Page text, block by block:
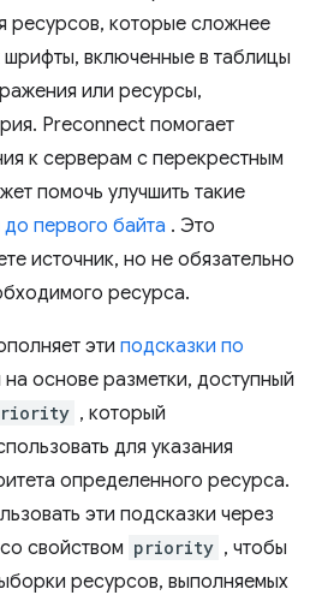
ресурсов, которые сложнее
шрифты, включенные в таблицы
или ресурсы,
Preconnect помогает
к серверам с перекрестным
помочь улучшить такие
первого байта . Это
источник, но не обязательно
ресурса.
эти подсказки по
на основе разметки, доступный
, который
для указания
определенного ресурса.
эти подсказки через
со свойством priority , чтобы
ресурсов, выполняемых